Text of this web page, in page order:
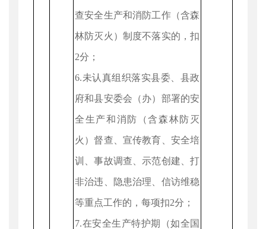
查安全生产和消防工作（含森
林防灭火）制度不落实的，扣
2分；
6.未认真组织落实县委、县政
府和县安委会（办）部署的安
全生产和消防（含森林防灭
火）督查、宣传教育、安全培
训、事故调查、示范创建、打
非治违、隐患治理、信访维稳
等重点工作的，每项扣2分；
7.在安全生产特护期（如全国